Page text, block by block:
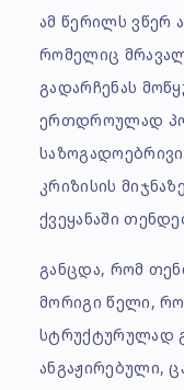
ამ წერილს ვწერ
რომელიც
გადარჩენას
ერთდროულად
კრიზისის
ქვეყანაში
განცდა, რომ
მორიგი წელი,
სტრუქტურულად
ანგაჟირებული,